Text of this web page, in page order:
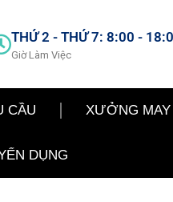
THỨ 2 - THỨ 7: 8:00 -
Giờ Làm Việc
CẦU XƯỞNG MAY
DỤNG